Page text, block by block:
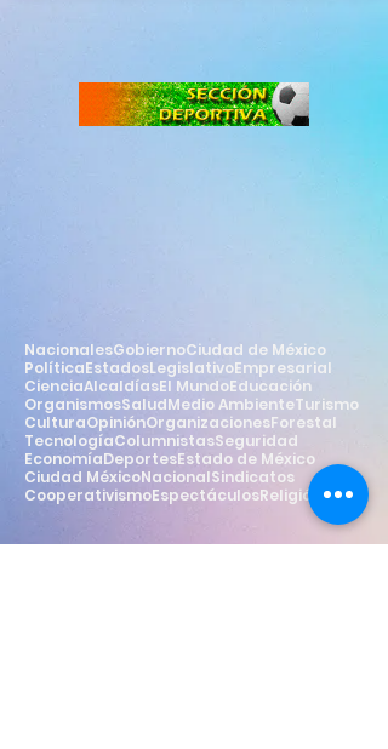
NacionalesGobiernoCiudad de México
PolíticaEstadosLegislativoEmpresarial
CienciaAlcaldíasEl MundoEducación
OrganismosSaludMedio AmbienteTurismo
CulturaOpiniónOrganizacionesForestal
TecnologíaColumnistasSeguridad
EconomíaDeportesEstado de México
Ciudad MéxicoNacionalSindicatos
CooperativismoEspectáculosReligión Estilo